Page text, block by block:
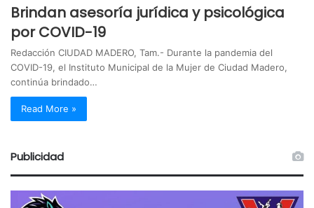
Brindan asesoría jurídica y psicológica
por COVID-19
Redacción CIUDAD MADERO, Tam.- Durante la pandemia del
COVID-19, el Instituto Municipal de la Mujer de Ciudad Madero,
continúa brindado…
Read More »
Publicidad